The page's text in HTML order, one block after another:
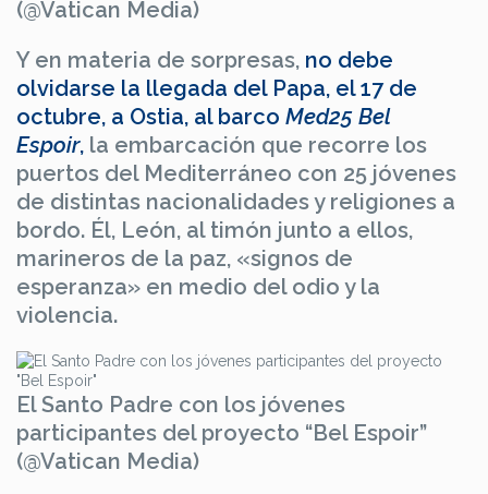
(@Vatican Media)
Y en materia de sorpresas, no debe
olvidarse la llegada del Papa, el 17 de
octubre, a Ostia, al barco Med25 Bel
Espoir, la embarcación que recorre los
puertos del Mediterráneo con 25 jóvenes
de distintas nacionalidades y religiones a
bordo. Él, León, al timón junto a ellos,
marineros de la paz, «signos de
esperanza» en medio del odio y la
violencia.
El Santo Padre con los jóvenes
participantes del proyecto “Bel Espoir”
(@Vatican Media)